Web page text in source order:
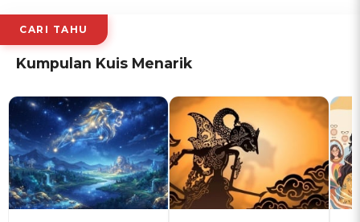
CARI TAHU
Kumpulan Kuis Menarik